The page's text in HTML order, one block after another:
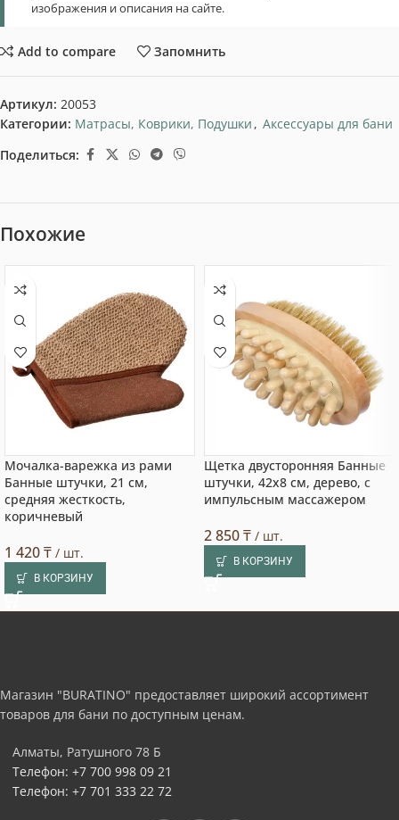
изображения и описания на сайте.
Add to compare Запомнить
Артикул: 20053
Категории: Матрасы, Коврики, Подушки , Аксессуары для бани
Поделиться:
Похожие
Мочалка-варежка из рами
Банные штучки, 21 см,
средняя жесткость,
коричневый
1 420₸ / шт.
В КОРЗИНУ
Щетка двусторонняя Банные
штучки, 42х8 см, дерево, с
импульсным массажером
2 850₸ / шт.
В КОРЗИНУ
Магазин "BURATINO" предоставляет широкий ассортимент
товаров для бани по доступным ценам.
Алматы, Ратушного 78 Б
Телефон: +7 700 998 09 21
Телефон: +7 701 333 22 72